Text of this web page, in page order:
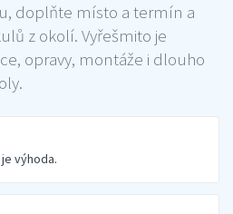
doplňte místo a termín a
z okolí. Vyřešmito je
opravy, montáže i dlouho
výhoda.